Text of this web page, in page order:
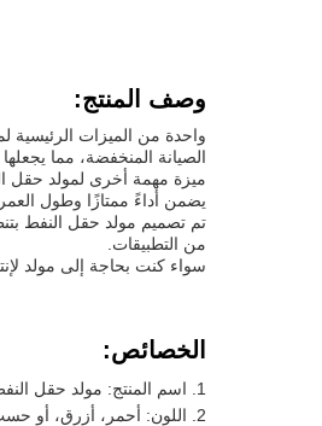
وصف المنتج:
واحدة من الميزات الرئيسية
الصيانة المنخفضة، مما يجعلها
يضمن أداءً ممتازًا وطول العمر
من التطبيقات.
سواء كنت بحاجة إلى مولد
الخصائص:
اسم المنتج: مولد حقل
اللون: أحمر، أزرق، أو